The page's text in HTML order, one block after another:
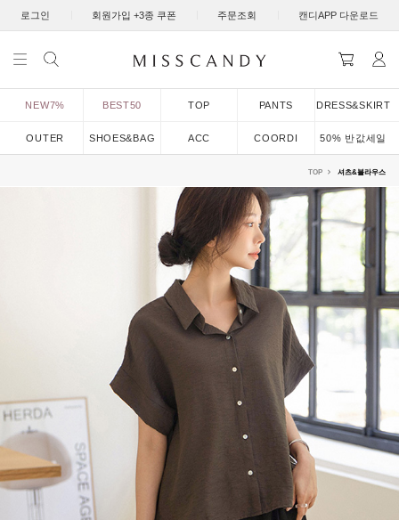
로그인 회원가입 +3종 쿠폰 주문조회 캔디APP 다운로드
NEW7% BEST50 TOP PANTS DRESS&SKIRT
OUTER SHOES&BAG ACC COORDI 50% 반값세일
TOP 셔츠&블라우스